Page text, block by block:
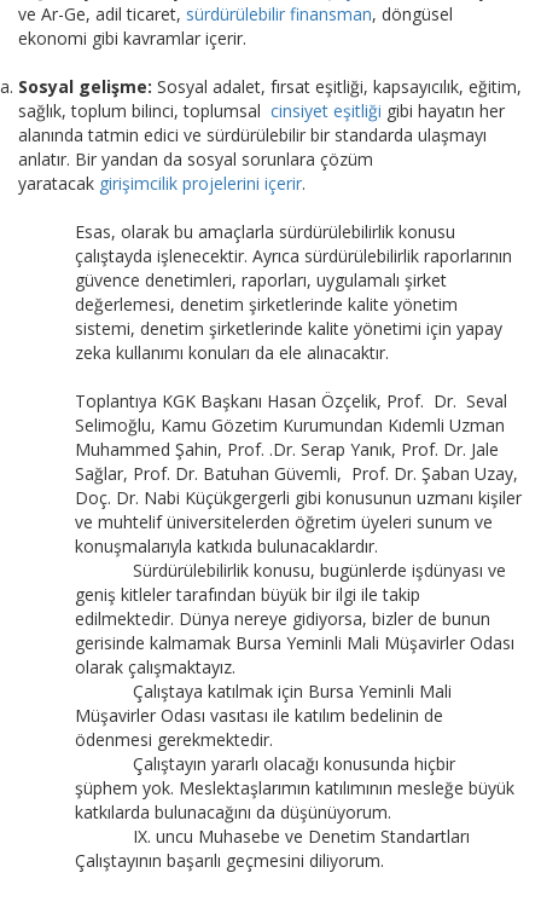
ve Ar-Ge, adil ticaret, sürdürülebilir finansman, döngüsel
ekonomi gibi kavramlar içerir.
Sosyal gelişme: Sosyal adalet, fırsat eşitliği, kapsayıcılık, eğitim,
sağlık, toplum bilinci, toplumsal cinsiyet eşitliği gibi hayatın her
alanında tatmin edici ve sürdürülebilir bir standarda ulaşmayı
anlatır. Bir yandan da sosyal sorunlara çözüm
yaratacak girişimcilik projelerini içerir.
Esas, olarak bu amaçlarla sürdürülebilirlik konusu
çalıştayda işlenecektir. Ayrıca sürdürülebilirlik raporlarının
güvence denetimleri, raporları, uygulamalı şirket
değerlemesi, denetim şirketlerinde kalite yönetim
sistemi, denetim şirketlerinde kalite yönetimi için yapay
zeka kullanımı konuları da ele alınacaktır.
Toplantıya KGK Başkanı Hasan Özçelik, Prof. Dr. Seval
Selimoğlu, Kamu Gözetim Kurumundan Kıdemli Uzman
Muhammed Şahin, Prof. .Dr. Serap Yanık, Prof. Dr. Jale
Sağlar, Prof. Dr. Batuhan Güvemli, Prof. Dr. Şaban Uzay,
Doç. Dr. Nabi Küçükgergerli gibi konusunun uzmanı kişiler
ve muhtelif üniversitelerden öğretim üyeleri sunum ve
konuşmalarıyla katkıda bulunacaklardır.
Sürdürülebilirlik konusu, bugünlerde işdünyası ve
geniş kitleler tarafından büyük bir ilgi ile takip
edilmektedir. Dünya nereye gidiyorsa, bizler de bunun
gerisinde kalmamak Bursa Yeminli Mali Müşavirler Odası
olarak çalışmaktayız.
Çalıştaya katılmak için Bursa Yeminli Mali
Müşavirler Odası vasıtası ile katılım bedelinin de
ödenmesi gerekmektedir.
Çalıştayın yararlı olacağı konusunda hiçbir
şüphem yok. Meslektaşlarımın katılımının mesleğe büyük
katkılarda bulunacağını da düşünüyorum.
IX. uncu Muhasebe ve Denetim Standartları
Çalıştayının başarılı geçmesini diliyorum.